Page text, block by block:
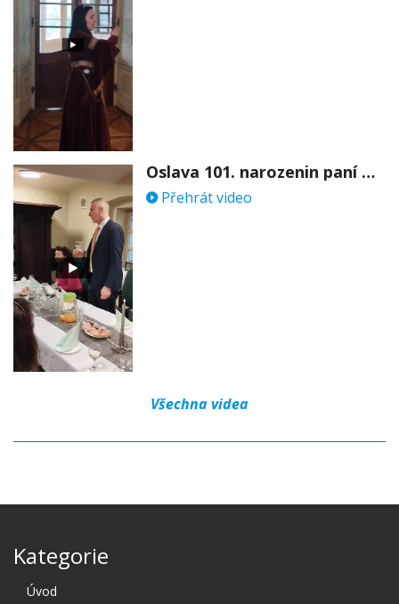
Oslava 101. narozenin paní Věry Skořepové
Přehrát video
Všechna videa
Kategorie
Úvod